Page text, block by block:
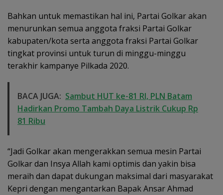
Bahkan untuk memastikan hal ini, Partai Golkar akan
menurunkan semua anggota fraksi Partai Golkar
kabupaten/kota serta anggota fraksi Partai Golkar
tingkat provinsi untuk turun di minggu-minggu
terakhir kampanye Pilkada 2020.
BACA JUGA: Sambut HUT ke-81 RI, PLN Batam
Hadirkan Promo Tambah Daya Listrik Cukup Rp
81 Ribu
“Jadi Golkar akan mengerakkan semua mesin Partai
Golkar dan Insya Allah kami optimis dan yakin bisa
meraih dan dapat dukungan maksimal dari masyarakat
Kepri dengan mengantarkan Bapak Ansar Ahmad